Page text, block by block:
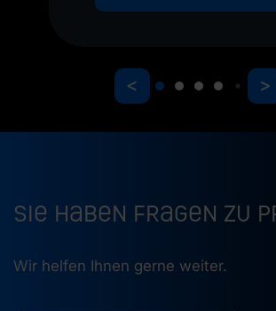
< >
Sie haben Fragen zu
Wir helfen Ihnen gerne weiter.